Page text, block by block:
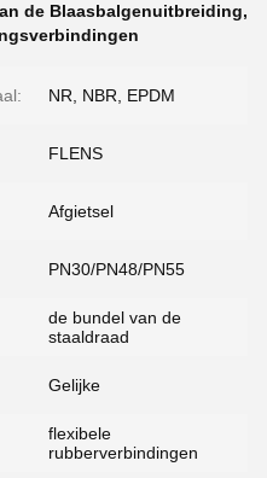
de Blaasbalgenuitbreiding,
NR, NBR, EPDM
FLENS
Afgietsel
PN30/PN48/PN55
de bundel van de
staaldraad
Gelijke
flexibele
rubberverbindingen